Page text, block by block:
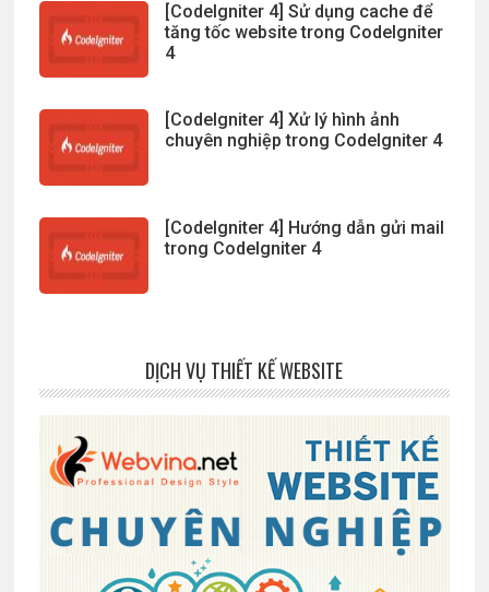
[CodeIgniter 4] Sử dụng cache để
tăng tốc website trong CodeIgniter
4
[CodeIgniter 4] Xử lý hình ảnh
chuyên nghiệp trong CodeIgniter 4
[CodeIgniter 4] Hướng dẫn gửi mail
trong CodeIgniter 4
DỊCH VỤ THIẾT KẾ WEBSITE